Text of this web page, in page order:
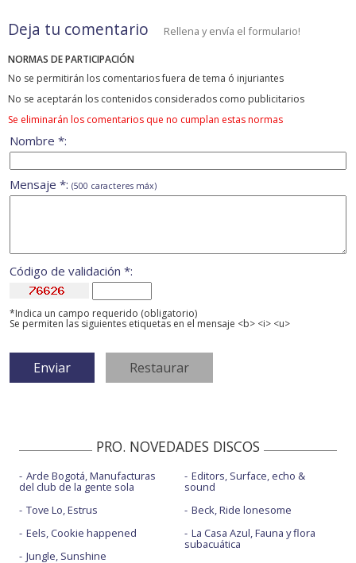
Deja tu comentario Rellena y envía el formulario!
NORMAS DE PARTICIPACIÓN
No se permitirán los comentarios fuera de tema ó injuriantes
No se aceptarán los contenidos considerados como publicitarios
Se eliminarán los comentarios que no cumplan estas normas
Nombre *:
Mensaje *: (500 caracteres máx)
Código de validación *:
*Indica un campo requerido (obligatorio)
Se permiten las siguientes etiquetas en el mensaje <b> <i> <u>
PRO. NOVEDADES DISCOS
Arde Bogotá, Manufacturas
del club de la gente sola
Tove Lo, Estrus
Eels, Cookie happened
Jungle, Sunshine
Editors, Surface, echo &
sound
Beck, Ride lonesome
La Casa Azul, Fauna y flora
subacuática